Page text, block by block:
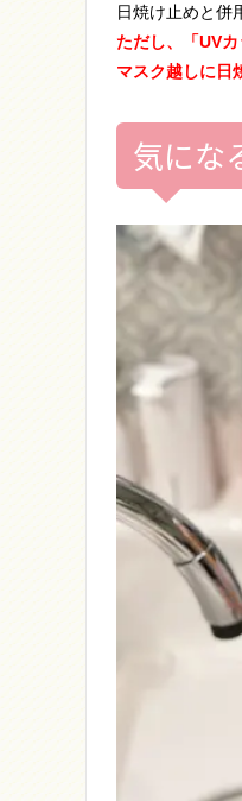
日焼け止めと併
ただし、「UVカ
マスク越しに日
気にな